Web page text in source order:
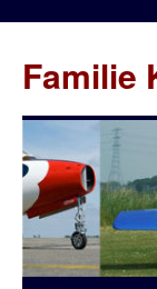
Familie